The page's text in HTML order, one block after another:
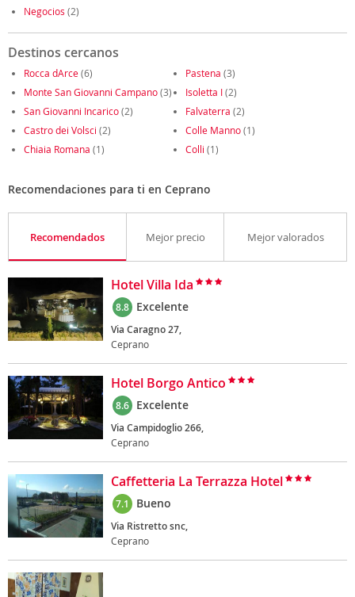
Negocios (2)
Destinos cercanos
Rocca dArce(6) Pastena (3)
Monte San Giovanni Campano(3) Isoletta I(2)
San Giovanni Incarico(2) Falvaterra (2)
Castro dei Volsci (2) Colle Manno(1)
Chiaia Romana (1) Colli (1)
Recomendaciones para ti en Ceprano
Recomendados Mejor precio Mejor valorados
Hotel Villa Ida
8.8 Excelente
Via Caragno 27,
Ceprano
Hotel Borgo Antico
8.6 Excelente
Via Campidoglio 266,
Ceprano
Caffetteria La Terrazza Hotel
7.1 Bueno
Via Ristretto snc,
Ceprano